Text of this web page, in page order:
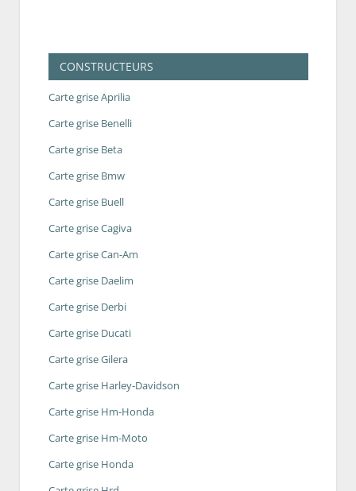
CONSTRUCTEURS
Carte grise Aprilia
Carte grise Benelli
Carte grise Beta
Carte grise Bmw
Carte grise Buell
Carte grise Cagiva
Carte grise Can-Am
Carte grise Daelim
Carte grise Derbi
Carte grise Ducati
Carte grise Gilera
Carte grise Harley-Davidson
Carte grise Hm-Honda
Carte grise Hm-Moto
Carte grise Honda